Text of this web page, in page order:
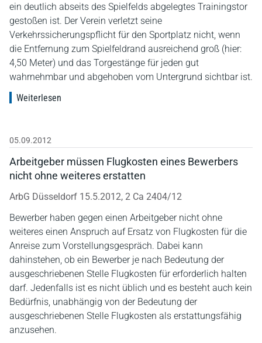
ein deutlich abseits des Spielfelds abgelegtes Trainingstor
gestoßen ist. Der Verein verletzt seine
Verkehrssicherungspflicht für den Sportplatz nicht, wenn
die Entfernung zum Spielfeldrand ausreichend groß (hier:
4,50 Meter) und das Torgestänge für jeden gut
wahrnehmbar und abgehoben vom Untergrund sichtbar ist.
Weiterlesen
05.09.2012
Arbeitgeber müssen Flugkosten eines Bewerbers
nicht ohne weiteres erstatten
ArbG Düsseldorf 15.5.2012, 2 Ca 2404/12
Bewerber haben gegen einen Arbeitgeber nicht ohne
weiteres einen Anspruch auf Ersatz von Flugkosten für die
Anreise zum Vorstellungsgespräch. Dabei kann
dahinstehen, ob ein Bewerber je nach Bedeutung der
ausgeschriebenen Stelle Flugkosten für erforderlich halten
darf. Jedenfalls ist es nicht üblich und es besteht auch kein
Bedürfnis, unabhängig von der Bedeutung der
ausgeschriebenen Stelle Flugkosten als erstattungsfähig
anzusehen.